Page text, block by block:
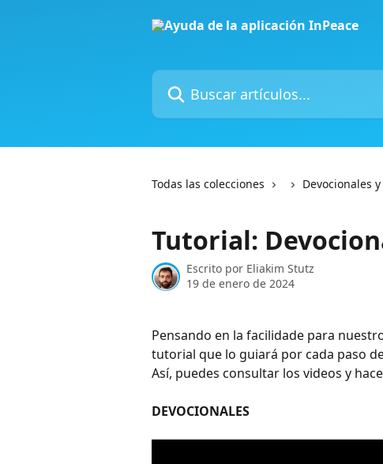
Buscar artículos...
Todas las colecciones Devocionales
Tutorial:
Escrito por Eliakim Stutz
19 de enero de 2024
Pensando en la facilidade para
tutorial que lo guiará por cada paso
Así, puedes consultar los videos y
DEVOCIONALES